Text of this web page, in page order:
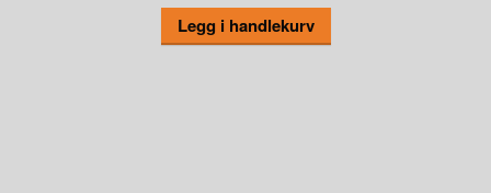
Legg i handlekurv